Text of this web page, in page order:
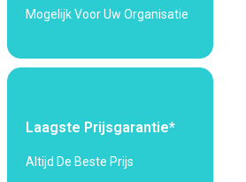
Fi
Fi
6Wi-
Fi
Mogelijk Voor Uw Organisatie
Laagste Prijsgarantie*
Altijd De Beste Prijs